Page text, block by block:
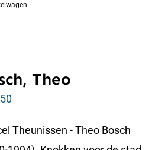
Theo
Theunissen - Theo Bosch